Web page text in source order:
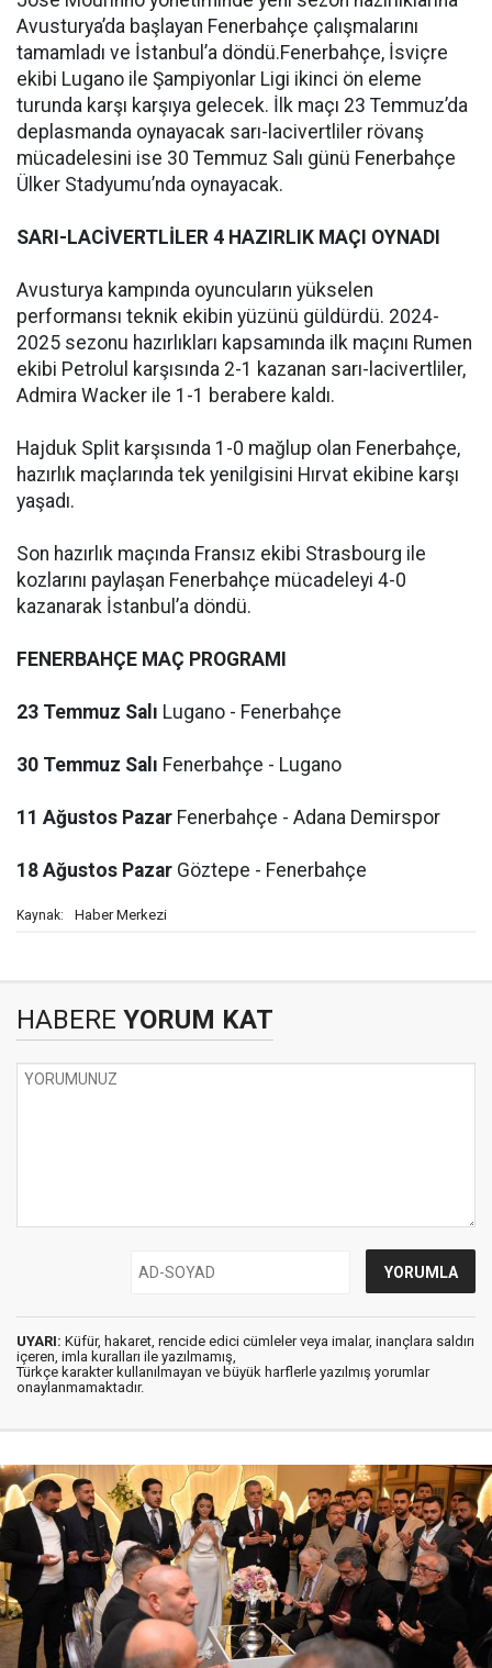
Avusturya’da başlayan Fenerbahçe çalışmalarını
tamamladı ve İstanbul’a döndü.Fenerbahçe, İsviçre
ekibi Lugano ile Şampiyonlar Ligi ikinci ön eleme
turunda karşı karşıya gelecek. İlk maçı 23 Temmuz’da
deplasmanda oynayacak sarı-lacivertliler rövanş
mücadelesini ise 30 Temmuz Salı günü Fenerbahçe
Ülker Stadyumu’nda oynayacak.
SARI-LACİVERTLİLER 4 HAZIRLIK MAÇI OYNADI
Avusturya kampında oyuncuların yükselen
performansı teknik ekibin yüzünü güldürdü. 2024-
2025 sezonu hazırlıkları kapsamında ilk maçını Rumen
ekibi Petrolul karşısında 2-1 kazanan sarı-lacivertliler,
Admira Wacker ile 1-1 berabere kaldı.
Hajduk Split karşısında 1-0 mağlup olan Fenerbahçe,
hazırlık maçlarında tek yenilgisini Hırvat ekibine karşı
yaşadı.
Son hazırlık maçında Fransız ekibi Strasbourg ile
kozlarını paylaşan Fenerbahçe mücadeleyi 4-0
kazanarak İstanbul’a döndü.
FENERBAHÇE MAÇ PROGRAMI
23 Temmuz Salı Lugano - Fenerbahçe
30 Temmuz Salı Fenerbahçe - Lugano
11 Ağustos Pazar Fenerbahçe - Adana Demirspor
18 Ağustos Pazar Göztepe - Fenerbahçe
Kaynak: Haber Merkezi
HABERE YORUM KAT
UYARI: Küfür, hakaret, rencide edici cümleler veya imalar, inançlara saldırı
içeren, imla kuralları ile yazılmamış,
Türkçe karakter kullanılmayan ve büyük harflerle yazılmış yorumlar
onaylanmamaktadır.